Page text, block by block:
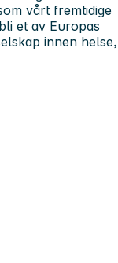
vårt fremtidige
et av Europas
innen helse,